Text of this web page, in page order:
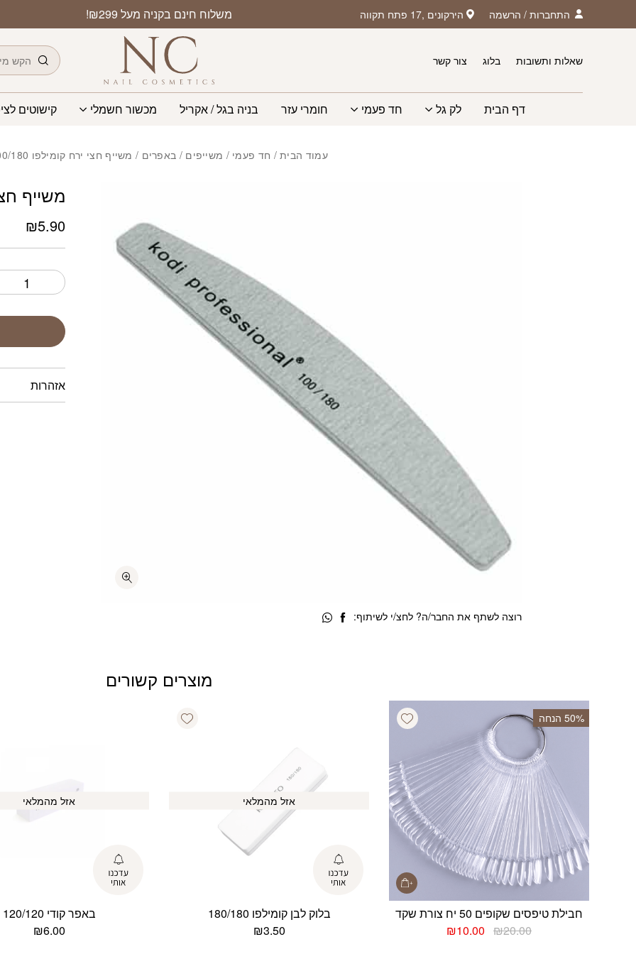
Skip to Content משלוח חינם בקניה מעל ₪299! התחברות / הרשמה הירקונים ,17 פתח תקווה
חיפוש
שאלות ותשובות
בלוג צור קשר
דף הבית לק גל חד פעמי חומרי עזר בניה בגל / אקריל מכשור חשמלי קישוטים
עמוד הבית/ חד פעמי / משייפים / באפרים / משייף חצי ירח קומילפו 100/180
משייף חצי
₪5.90
אזהרות
רוצה לשתף את החבר/ה? לחצ/י לשיתוף:
מוצרים קשורים
Add wishlist ‫50% הנחה
חבילת טיפסים שקופים 50 יח צורת שקד
₪20.00 המחיר ₪10.00
Add wishlist
אזל מהמלאי
בלוק לבן קומילפו 180/180
₪3.50
אזל מהמלאי
באפר קודי 120/120
₪6.00
בחזרה למעלה